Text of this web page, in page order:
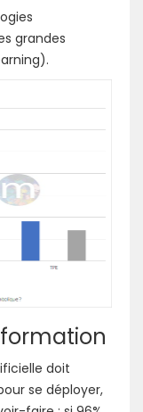
grandes
doit
se déployer,